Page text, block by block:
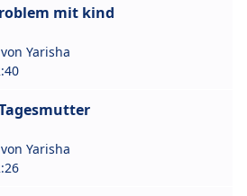
mit kind
Yarisha
Yarisha